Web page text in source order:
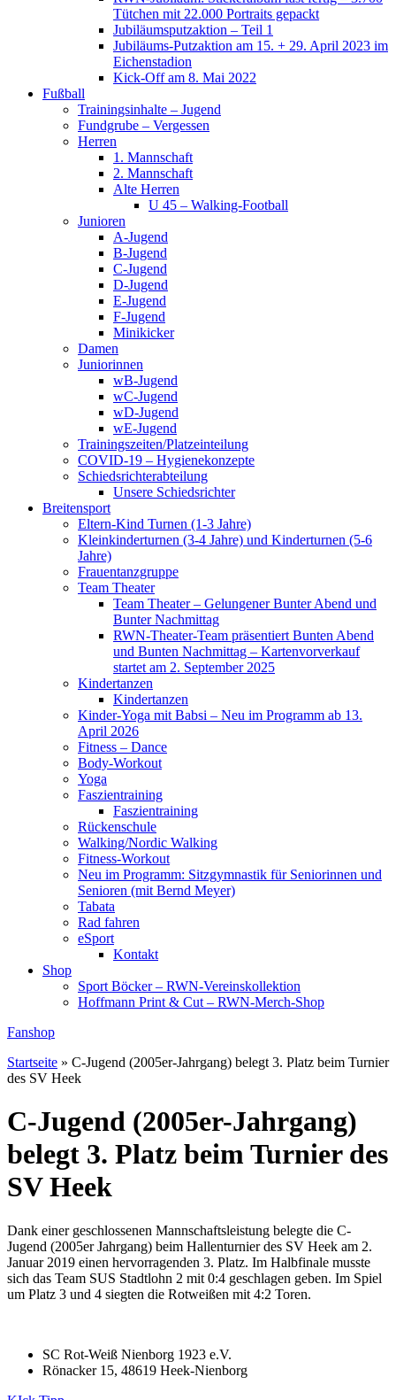
Tütchen mit 22.000 Portraits gepackt
Jubiläumsputzaktion – Teil 1
Jubiläums-Putzaktion am 15. + 29. April 2023 im
Eichenstadion
Kick-Off am 8. Mai 2022
Fußball
Trainingsinhalte – Jugend
Fundgrube – Vergessen
Herren
1. Mannschaft
2. Mannschaft
Alte Herren
U 45 – Walking-Football
Junioren
A-Jugend
B-Jugend
C-Jugend
D-Jugend
E-Jugend
F-Jugend
Minikicker
Damen
Juniorinnen
wB-Jugend
wC-Jugend
wD-Jugend
wE-Jugend
Trainingszeiten/Platzeinteilung
COVID-19 – Hygienekonzepte
Schiedsrichterabteilung
Unsere Schiedsrichter
Breitensport
Eltern-Kind Turnen (1-3 Jahre)
Kleinkinderturnen (3-4 Jahre) und Kinderturnen (5-6
Jahre)
Frauentanzgruppe
Team Theater
Team Theater – Gelungener Bunter Abend und
Bunter Nachmittag
RWN-Theater-Team präsentiert Bunten Abend
und Bunten Nachmittag – Kartenvorverkauf
startet am 2. September 2025
Kindertanzen
Kindertanzen
Kinder-Yoga mit Babsi – Neu im Programm ab 13.
April 2026
Fitness – Dance
Body-Workout
Yoga
Faszientraining
Faszientraining
Rückenschule
Walking/Nordic Walking
Fitness-Workout
Neu im Programm: Sitzgymnastik für Seniorinnen und
Senioren (mit Bernd Meyer)
Tabata
Rad fahren
eSport
Kontakt
Shop
Sport Böcker – RWN-Vereinskollektion
Hoffmann Print & Cut – RWN-Merch-Shop
Fanshop
Startseite » C-Jugend (2005er-Jahrgang) belegt 3. Platz beim Turnier
des SV Heek
C-Jugend (2005er-Jahrgang)
belegt 3. Platz beim Turnier des
SV Heek
Dank einer geschlossenen Mannschaftsleistung belegte die C-
Jugend (2005er Jahrgang) beim Hallenturnier des SV Heek am 2.
Januar 2019 einen hervorragenden 3. Platz. Im Halbfinale musste
sich das Team SUS Stadtlohn 2 mit 0:4 geschlagen geben. Im Spiel
um Platz 3 und 4 siegten die Rotweißen mit 4:2 Toren.
SC Rot-Weiß Nienborg 1923 e.V.
Rönacker 15, 48619 Heek-Nienborg